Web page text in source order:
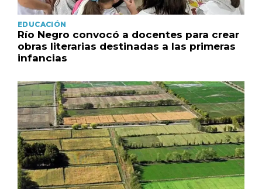
EDUCACIÓN
Río Negro convocó a docentes para crear
obras literarias destinadas a las primeras
infancias